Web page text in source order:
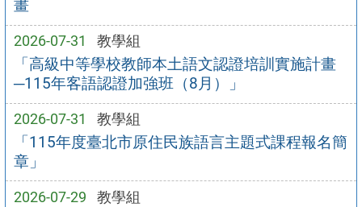
畫
2026-07-31 教學組
「高級中等學校教師本土語文認證培訓實施計畫
─115年客語認證加強班（8月）」
2026-07-31 教學組
「115年度臺北市原住民族語言主題式課程報名簡
章」
2026-07-29 教學組